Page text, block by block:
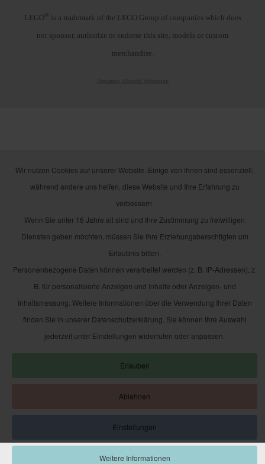
Wir nutzen Cookies auf unserer Website. Einige von ihnen sind essenziell,
während andere uns helfen, diese Website und Ihre Erfahrung zu
verbessern.
Wenn Sie unter 16 Jahre alt sind und Ihre Zustimmung zu freiwilligen
Diensten geben möchten, müssen Sie Ihre Erziehungsberechtigten um
Erlaubnis bitten.
Personenbezogene Daten können verarbeitet werden (z. B. IP-Adressen), z.
B. für personalisierte Anzeigen und Inhalte oder Anzeigen- und
Inhaltsmessung. Weitere Informationen über die Verwendung Ihrer Daten
finden Sie in unserer Datenschutzerklärung. Sie können Ihre Auswahl
jederzeit unter Einstellungen widerrufen oder anpassen.
Erlauben
Ablehnen
Einstellungen
Weitere Informationen
LEGO® is a trademark of the LEGO Group of companies which does
not sponsor, authorize or endorse this site, models or custom
merchandise.